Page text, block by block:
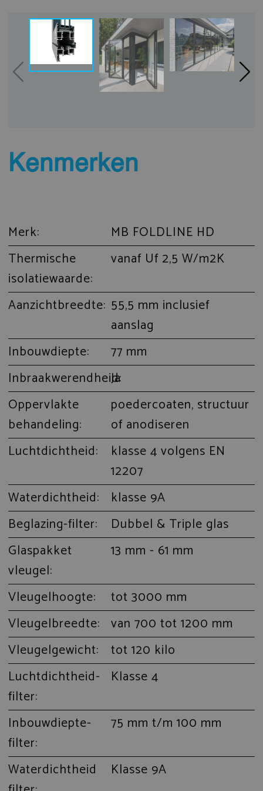
Kenmerken
Merk:
MB FOLDLINE HD
Thermische
isolatiewaarde:
vanaf Uf 2,5 W/m2K
Aanzichtbreedte: 55,5 mm inclusief
aanslag
Inbouwdiepte:
77 mm
Inbraakwerendheid:
Ja
Oppervlakte
behandeling:
poedercoaten, structuur
of anodiseren
Luchtdichtheid:
klasse 4 volgens EN
12207
Waterdichtheid:
klasse 9A
Beglazing-filter:
Dubbel & Triple glas
Glaspakket
vleugel:
13 mm - 61 mm
Vleugelhoogte:
tot 3000 mm
Vleugelbreedte: van 700 tot 1200 mm
Vleugelgewicht:
tot 120 kilo
Luchtdichtheid-
filter:
Klasse 4
Inbouwdiepte-
filter:
75 mm t/m 100 mm
Waterdichtheid
Klasse 9A